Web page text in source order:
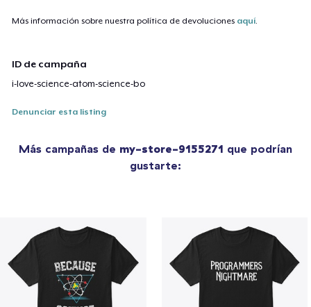
Más información sobre nuestra política de devoluciones aquí.
ID de campaña
i-love-science-atom-science-bo
Denunciar esta listing
Más campañas de my-store-9155271 que podrían
gustarte: